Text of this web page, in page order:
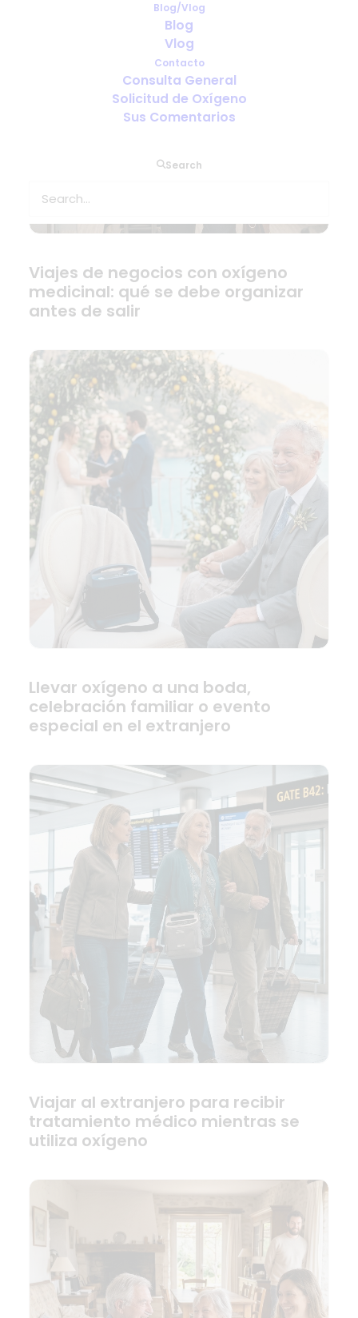
Blog/Vlog
Blog
Vlog
Contacto
Consulta General
Solicitud de Oxígeno
Sus Comentarios
Search
Viajes de negocios con oxígeno
medicinal: qué se debe organizar
antes de salir
Llevar oxígeno a una boda,
celebración familiar o evento
especial en el extranjero
Viajar al extranjero para recibir
tratamiento médico mientras se
utiliza oxígeno